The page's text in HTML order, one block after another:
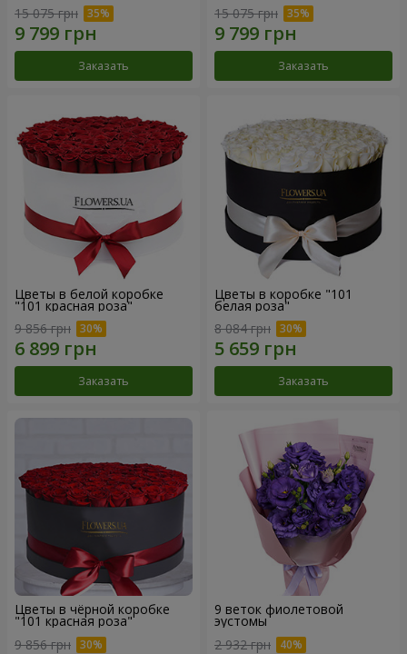
15 075 грн
Заказать
15 075 грн
Заказать
Цветы в белой коробке
"101 красная роза"
9 856 грн
Заказать
Цветы в коробке "101
белая роза"
8 084 грн
Заказать
Цветы в чёрной коробке
"101 красная роза"
9 856 грн
9 веток фиолетовой
эустомы
2 932 грн